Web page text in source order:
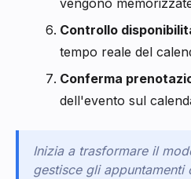
Controllo
tempo reale del
Conferma
dell'evento sul
Inizia a trasformare il
gestisce gli appuntamenti